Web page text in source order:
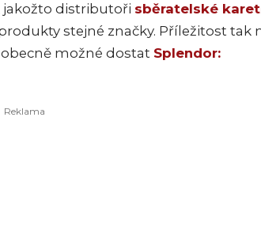
jakožto distributoři sběratelské
stejné značky. Příležitost tak
možné dostat Splendor: